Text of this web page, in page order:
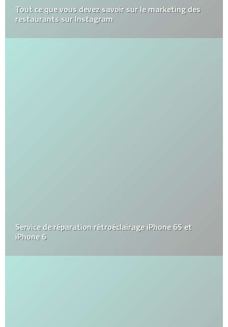
Tout ce que vous devez savoir sur le marketing des
restaurants sur Instagram
Service de réparation rétroéclairage iPhone 6S et
iPhone 6